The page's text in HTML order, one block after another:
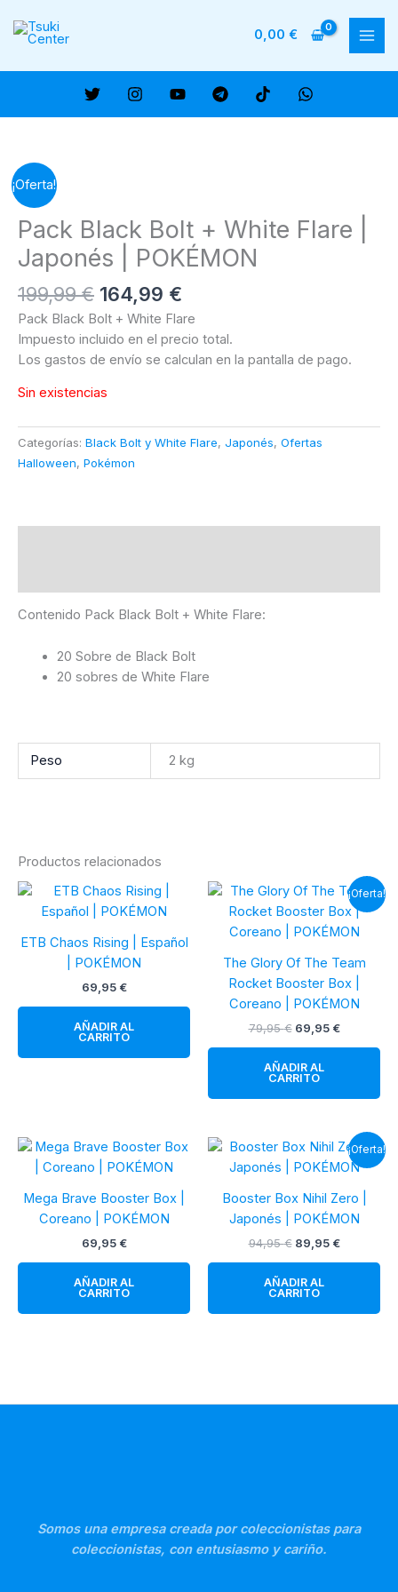
0,00 €
¡Oferta!
Pack Black Bolt + White Flare |
Japonés | POKÉMON
199,99€ El
precio
original
era:
164,99 €
precio
actual
es:
Pack Black Bolt + White Flare
Impuesto incluido en el precio total.
Los gastos de envío se calculan en la pantalla de pago.
Sin existencias
Categorías: Black Bolt y White Flare, Japonés, Ofertas
Halloween, Pokémon
Contenido Pack Black Bolt + White Flare:
20 Sobre de Black Bolt
20 sobres de White Flare
Peso 2 kg
Productos relacionados
ETB Chaos Rising | Español
| POKÉMON
69,95 €
AÑADIR AL
CARRITO
¡Oferta!
The Glory Of The Team
Rocket Booster Box |
Coreano | POKÉMON
79,95€ El
era:
69,95 €El
AÑADIR AL
CARRITO
Mega Brave Booster Box |
Coreano | POKÉMON
69,95 €
AÑADIR AL
CARRITO
¡Oferta!
Booster Box Nihil Zero |
Japonés | POKÉMON
94,95€ El
era:
89,95 €El
AÑADIR AL
CARRITO
Somos una empresa creada por coleccionistas para
coleccionistas, con entusiasmo y cariño.